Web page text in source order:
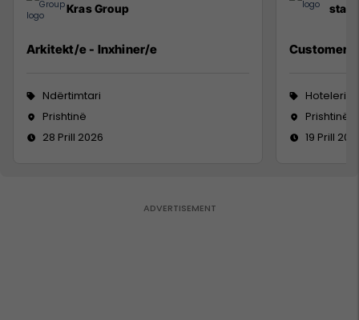
Kras Group
Arkitekt/e - Inxhiner/e
Ndërtimtari
Prishtinë
28 Prill 2026
Customer
Hoteleri
Prishtinë
19 Prill